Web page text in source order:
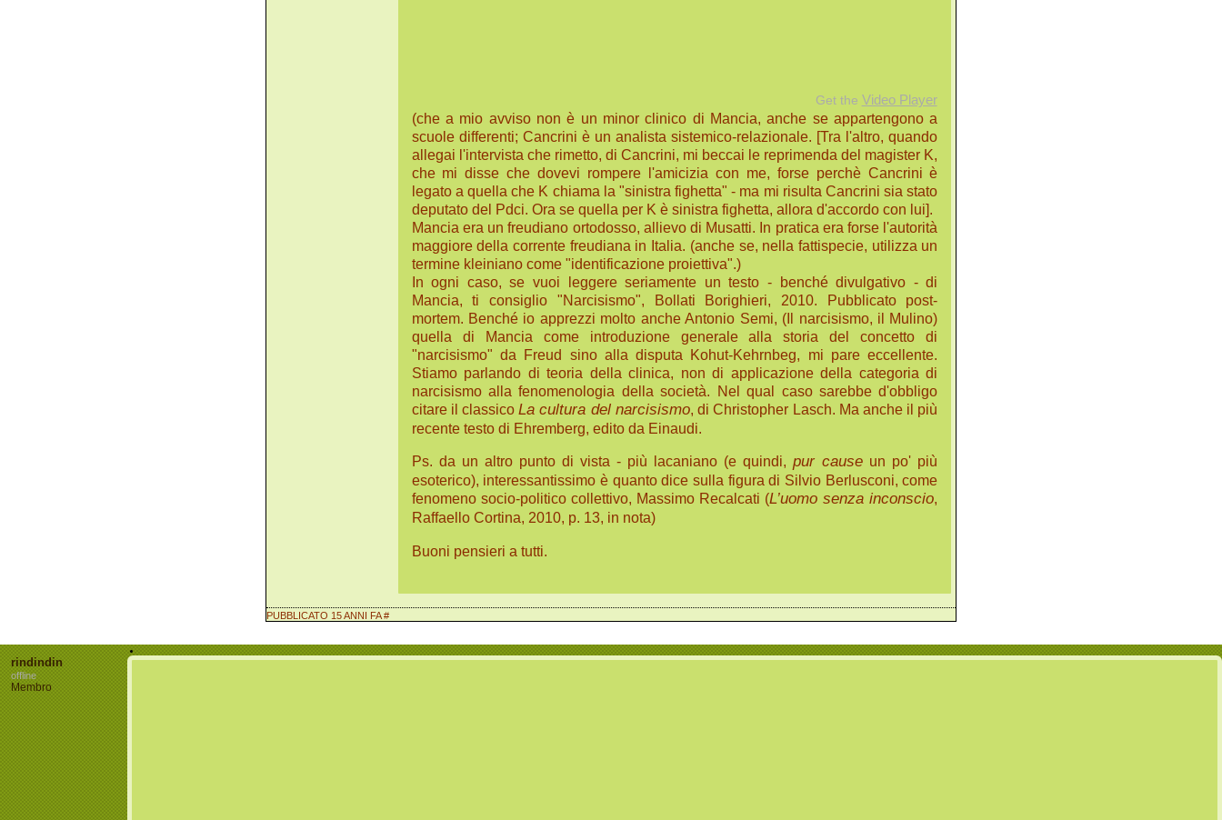
Get the Video Player
(che a mio avviso non è un minor clinico di Mancia, anche se appartengono a
scuole differenti; Cancrini è un analista sistemico-relazionale. [Tra l'altro, quando
allegai l'intervista che rimetto, di Cancrini, mi beccai le reprimenda del magister K,
che mi disse che dovevi rompere l'amicizia con me, forse perchè Cancrini è
legato a quella che K chiama la "sinistra fighetta" - ma mi risulta Cancrini sia stato
deputato del Pdci. Ora se quella per K è sinistra fighetta, allora d'accordo con lui].
Mancia era un freudiano ortodosso, allievo di Musatti. In pratica era forse l'autorità
maggiore della corrente freudiana in Italia. (anche se, nella fattispecie, utilizza un
termine kleiniano come "identificazione proiettiva".)
In ogni caso, se vuoi leggere seriamente un testo - benché divulgativo - di
Mancia, ti consiglio "Narcisismo", Bollati Borighieri, 2010. Pubblicato post-
mortem. Benché io apprezzi molto anche Antonio Semi, (Il narcisismo, il Mulino)
quella di Mancia come introduzione generale alla storia del concetto di
"narcisismo" da Freud sino alla disputa Kohut-Kehrnbeg, mi pare eccellente.
Stiamo parlando di teoria della clinica, non di applicazione della categoria di
narcisismo alla fenomenologia della società. Nel qual caso sarebbe d'obbligo
citare il classicoLa cultura del narcisismo, di Christopher Lasch. Ma anche il più
recente testo di Ehremberg, edito da Einaudi.
Ps. da un altro punto di vista - più lacaniano (e quindi,pur cause un po' più
esoterico), interessantissimo è quanto dice sulla figura di Silvio Berlusconi, come
fenomeno socio-politico collettivo, Massimo Recalcati (L’uomo senza inconscio,
Raffaello Cortina, 2010, p. 13, in nota)
Buoni pensieri a tutti.
PUBBLICATO 15 ANNI FA#
rindindin
offline
Membro